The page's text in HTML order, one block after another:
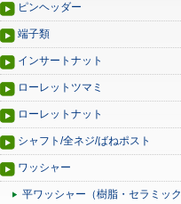
ピンヘッダー
端子類
インサートナット
ローレットツマミ
ローレットナット
シャフト/全ネジ/ばねポスト
ワッシャー
平ワッシャー（樹脂・セラミック